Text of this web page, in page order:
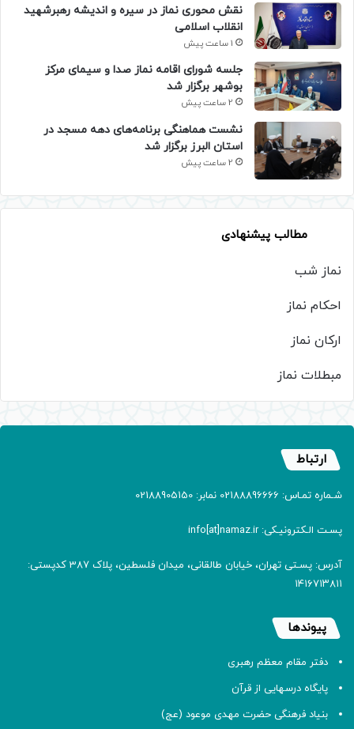
نقش محوری نماز در سیره و اندیشه رهبرشهید
انقلاب اسلامی
1 ساعت پیش
جلسه شورای اقامه نماز صدا و سیمای مرکز
بوشهر برگزار شد
2 ساعت پیش
نشست هماهنگی برنامه‌های دهه مسجد در
استان البرز برگزار شد
2 ساعت پیش
مطالب پیشنهادی
نماز شب
احکام نماز
ارکان نماز
مبطلات نماز
ارتباط
شـماره تمـاس: 02188896666 نمابر: 02188905150
پسـت الـکترونیـکی: info[at]namaz.ir
آدرس: پسـتی تهران، خیابان طالقانی، میدان فلسطین، پلاک 387 کدپستی:
۱۴۱۶۷۱۳۸۱۱
پیوندها
دفتر مقام معظم رهبری
پایگاه درسهایی از قرآن
بنیاد فرهنگی حضرت مهدی موعود (عج)